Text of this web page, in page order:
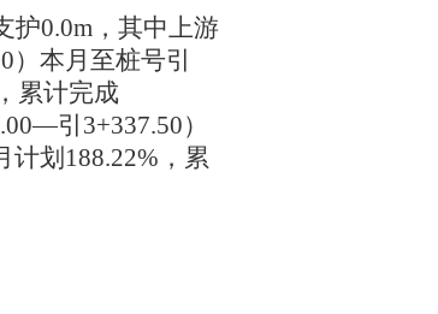
护0.0m，其中上游
本月至桩号引
累计完成
引3+337.50）
计划188.22%，累